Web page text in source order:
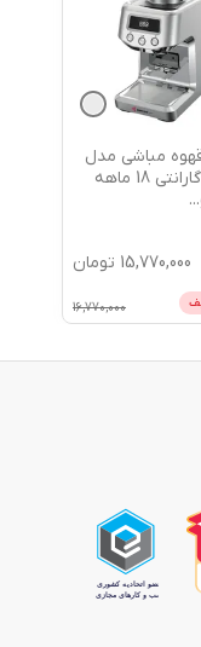
آسیاب قهوه هوم مدل
می سروی
90,300,000
2 % تخفیف